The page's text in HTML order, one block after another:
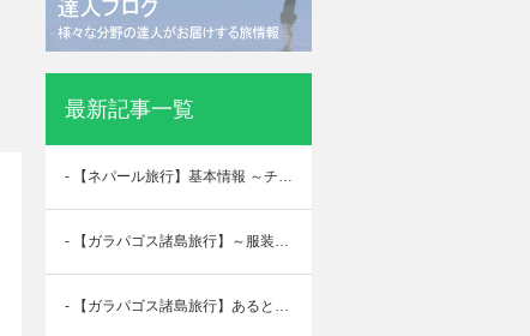
最新記事一覧
- 【ネパール旅行】基本情報 ～チトワン・ルンビニ編～
- 【ガラパゴス諸島旅行】～服装編～
- 【ガラパゴス諸島旅行】あると便利な持ち物